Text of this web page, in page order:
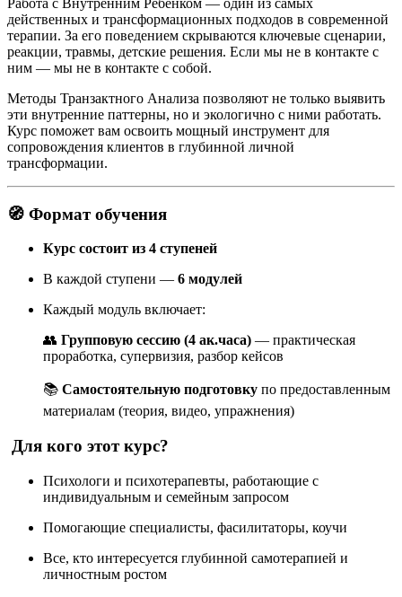
действенных и трансформационных подходов в современной
терапии. За его поведением скрываются ключевые сценарии,
реакции, травмы, детские решения. Если мы не в контакте с
ним — мы не в контакте с собой.
Методы Транзактного Анализа позволяют не только выявить
эти внутренние паттерны, но и экологично с ними работать.
Курс поможет вам освоить мощный инструмент для
сопровождения клиентов в глубинной личной
трансформации.
🧭 Формат обучения
Курс состоит из 4 ступеней
В каждой ступени — 6 модулей
Каждый модуль включает:
👥 Групповую сессию (4 ак.часа) — практическая
проработка, супервизия, разбор кейсов
📚 Самостоятельную подготовку по предоставленным
материалам (теория, видео, упражнения)
Для кого этот курс?
Психологи и психотерапевты, работающие с
индивидуальным и семейным запросом
Помогающие специалисты, фасилитаторы, коучи
Все, кто интересуется глубинной самотерапией и
личностным ростом